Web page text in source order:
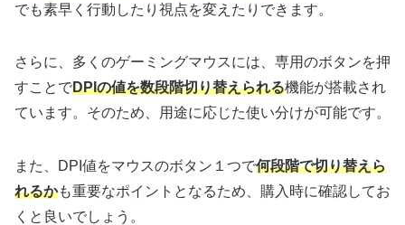
でも素早く行動したり視点を変えたりできます。
さらに、多くのゲーミングマウスには、専用のボタンを押
すことでDPIの値を数段階切り替えられる機能が搭載され
ています。そのため、用途に応じた使い分けが可能です。
また、DPI値をマウスのボタン１つで何段階で切り替えら
れるかも重要なポイントとなるため、購入時に確認してお
くと良いでしょう。